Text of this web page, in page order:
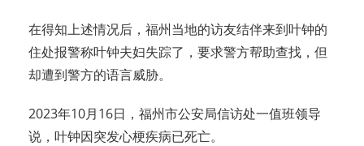
在得知上述情况后，福州当地的访友结伴来到叶钟的
住处报警称叶钟夫妇失踪了，要求警方帮助查找，但
却遭到警方的语言威胁。
2023年10月16日，福州市公安局信访处一值班领导
说，叶钟因突发心梗疾病已死亡。